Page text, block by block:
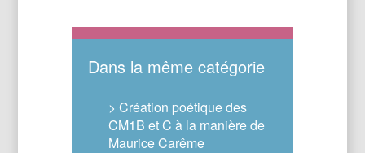
Dans la même catégorie
> Création poétique des
CM1B et C à la manière de
Maurice Carême